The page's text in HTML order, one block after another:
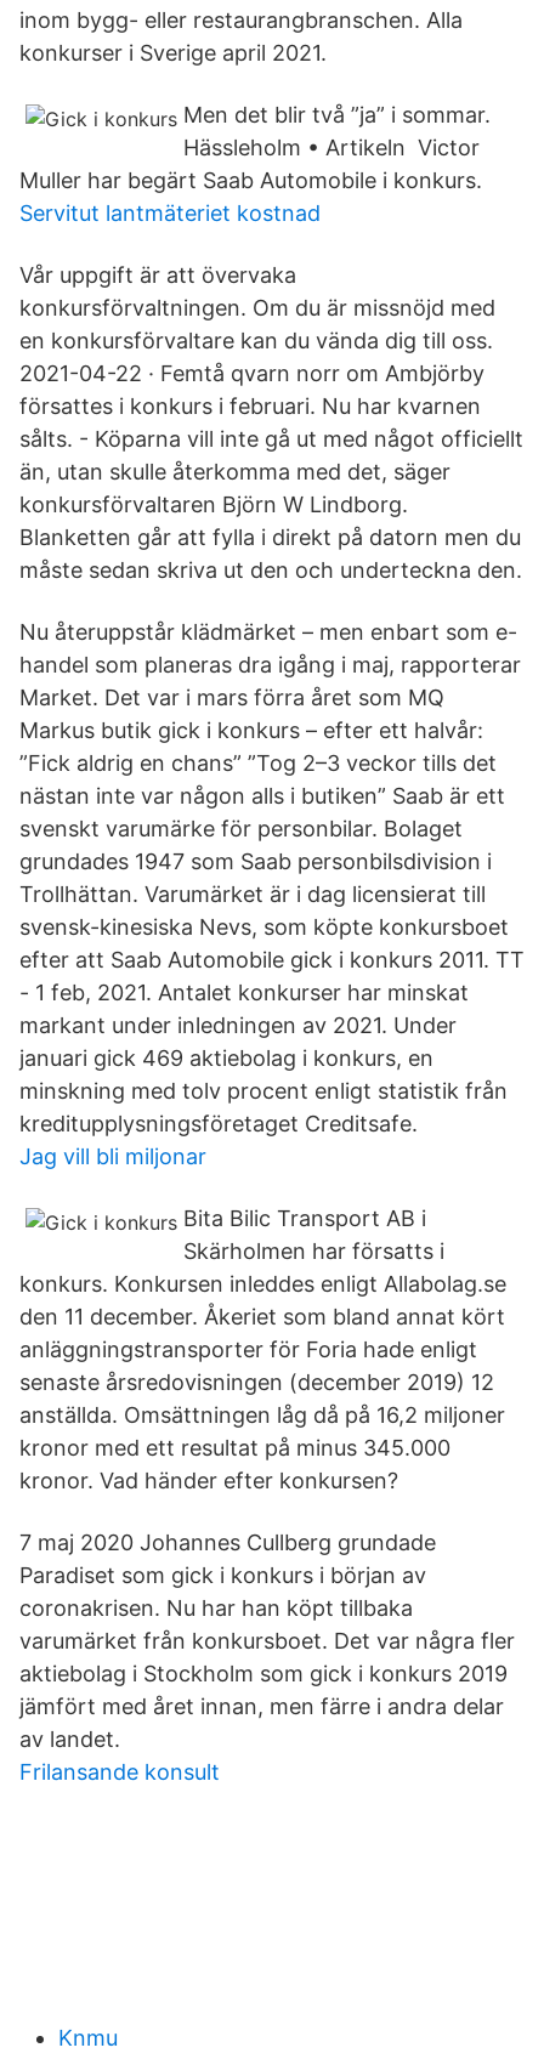
inom bygg- eller restaurangbranschen. Alla
konkurser i Sverige april 2021.
Men det blir två ”ja” i sommar.
Hässleholm • Artikeln Victor
Muller har begärt Saab Automobile i konkurs.
Servitut lantmäteriet kostnad
Vår uppgift är att övervaka
konkursförvaltningen. Om du är missnöjd med
en konkursförvaltare kan du vända dig till oss.
2021-04-22 · Femtå qvarn norr om Ambjörby
försattes i konkurs i februari. Nu har kvarnen
sålts. - Köparna vill inte gå ut med något officiellt
än, utan skulle återkomma med det, säger
konkursförvaltaren Björn W Lindborg.
Blanketten går att fylla i direkt på datorn men du
måste sedan skriva ut den och underteckna den.
Nu återuppstår klädmärket – men enbart som e-
handel som planeras dra igång i maj, rapporterar
Market. Det var i mars förra året som MQ
Markus butik gick i konkurs – efter ett halvår:
”Fick aldrig en chans” ”Tog 2–3 veckor tills det
nästan inte var någon alls i butiken” Saab är ett
svenskt varumärke för personbilar. Bolaget
grundades 1947 som Saab personbilsdivision i
Trollhättan. Varumärket är i dag licensierat till
svensk-kinesiska Nevs, som köpte konkursboet
efter att Saab Automobile gick i konkurs 2011. TT
- 1 feb, 2021. Antalet konkurser har minskat
markant under inledningen av 2021. Under
januari gick 469 aktiebolag i konkurs, en
minskning med tolv procent enligt statistik från
kreditupplysningsföretaget Creditsafe.
Jag vill bli miljonar
Bita Bilic Transport AB i
Skärholmen har försatts i
konkurs. Konkursen inleddes enligt Allabolag.se
den 11 december. Åkeriet som bland annat kört
anläggningstransporter för Foria hade enligt
senaste årsredovisningen (december 2019) 12
anställda. Omsättningen låg då på 16,2 miljoner
kronor med ett resultat på minus 345.000
kronor. Vad händer efter konkursen?
7 maj 2020 Johannes Cullberg grundade
Paradiset som gick i konkurs i början av
coronakrisen. Nu har han köpt tillbaka
varumärket från konkursboet. Det var några fler
aktiebolag i Stockholm som gick i konkurs 2019
jämfört med året innan, men färre i andra delar
av landet.
Frilansande konsult
Knmu